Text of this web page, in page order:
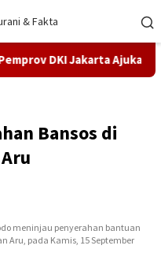
DKI Jakarta Ajukan
Bansos di
meninjau penyerahan bantuan
Aru, pada Kamis, 15 September